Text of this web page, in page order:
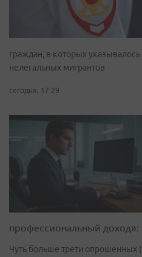
граждан, в которых
нелегальных мигрантов
сегодня, 17:29
профессиональный доход»:
Чуть больше трети опрошенных